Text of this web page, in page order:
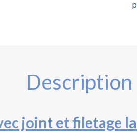
Description
joint et filetage